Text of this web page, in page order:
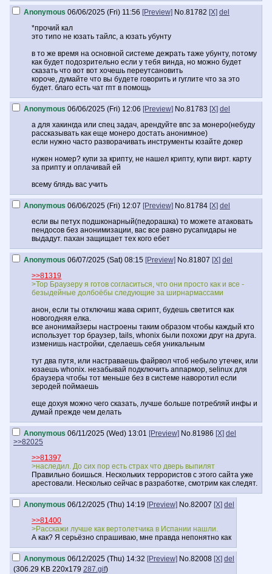
Anonymous 06/06/2025 (Fri) 11:56 [Preview] No.81782 [X] del
*прочий кал
это типо не юзать тайлс, а юзать убунту
в то же время на основной системе дежрать таже убунту, потому
как будет подозрительно если у тебя винда, но можно будет
сказать что вот вот хочешь переутсановить
короче, думайте что вы будете говорить и гуглите что за это
будет. благо есть чат гпт в помощь
Anonymous 06/06/2025 (Fri) 12:06 [Preview] No.81783 [X] del
а для хакингда или спец задач, арендуйте впс за монеро(небуду
рассказывать как еще монеро достать анонимное)
если нужно часто разворачивать инструменты юзайте докер
нужен номер? купи за крипту, не нашел крипту, купи вирт. карту
за припту и оплачивай ей
всему блядь вас учить
Anonymous 06/06/2025 (Fri) 12:07 [Preview] No.81784 [X] del
если вы петух подшконарный(педорашка) то можете атаковать
пендосов без анонимизации, вас все равно русапидары не
выдадут. пахан защищает тех кого ебет
Anonymous 06/07/2025 (Sat) 08:15 [Preview] No.81807 [X] del
>>81319
>Тор Браузеру я готов согласиться, что они просто как и все -
безыдейные долбоёбы следующие за ширнармассами
анон, если ты отключиш жава скрипт, будешь светится как
новогодняя елка.
все анонимайзеры настроены таким образом чтобы каждый кто
использует тор браузер, tails, whonix были похожи друг на друга.
изменишь настройки, сделаешь себя уникальным
тут два путя, или настраваешь файрвол чтоб небыло утечек, или
юзаешь whonix. незабывай подключить аппармор, selinux для
браузера чтобы тот меньше без в системе наворотил если
зеродей поймаешь
еще дохуя можно чего сказать, лучше больше потребляй инфы и
думай прежде чем делать
Anonymous 06/11/2025 (Wed) 13:01 [Preview] No.81986 [X] del
>>82025
>>81397
>наследил. До сих пор есть страх что дверь выпилят
Правильно боишься. Нескольких террористов с этого сайта уже
арестовали. Несколько сейчас в разработке, смотрим как следят.
Anonymous 06/12/2025 (Thu) 14:19 [Preview] No.82007 [X] del
>>81400
>Расскажи лучше как вертолетчика в Испании нашли.
А как? Я серьёзно спрашиваю, мне правда непонятно как
Anonymous 06/12/2025 (Thu) 14:32 [Preview] No.82008 [X] del
(306.29 KB 220x179 287.gif)